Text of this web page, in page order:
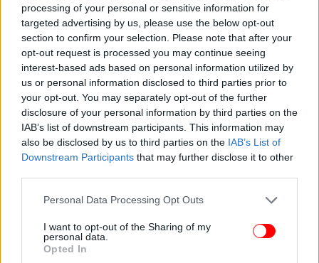
processing of your personal or sensitive information for
targeted advertising by us, please use the below opt-out
section to confirm your selection. Please note that after your
opt-out request is processed you may continue seeing
interest-based ads based on personal information utilized by
us or personal information disclosed to third parties prior to
your opt-out. You may separately opt-out of the further
disclosure of your personal information by third parties on the
IAB’s list of downstream participants. This information may
also be disclosed by us to third parties on the IAB’s List of
Downstream Participants that may further disclose it to other
Please note that this website/app uses one or more Google
not limited to your visit or usage behaviour. You may click to
grant or deny consent to Google and its third-party tags to
use your data for below specified purposes in below Google
Personal Data Processing Opt Outs
I want to opt-out of the Sharing of my
personal data.
Opted In